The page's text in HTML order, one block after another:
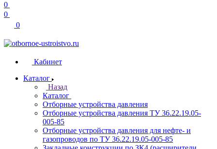
0
0
0
Кабинет
Каталог
Назад
Каталог
Отборные устройства давления
Отборные устройства давления ТУ 36.22.19.05-
005-85
Отборные устройства давления для нефте- и
газопроводов по ТУ 36.22.19.05-005-85